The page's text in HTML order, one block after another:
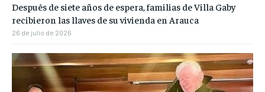
Después de siete años de espera, familias de Villa Gaby
recibieron las llaves de su vivienda en Arauca
26 de julio de 2026